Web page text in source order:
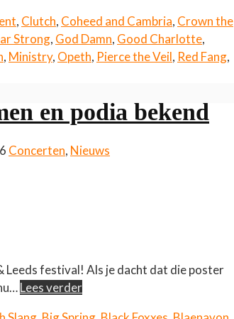
, Clutch, Coheed and Cambria, Crown the
Strong, God Damn, Good Charlotte,
, Ministry, Opeth, Pierce the Veil, Red Fang,
en podia bekend
Concerten, Nieuws
Leeds festival! Als je dacht dat die poster
Lees verder